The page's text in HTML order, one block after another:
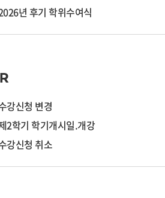
년 후기 학위수여식
강신청 변경
2학기 학기개시일.개강
강신청 취소